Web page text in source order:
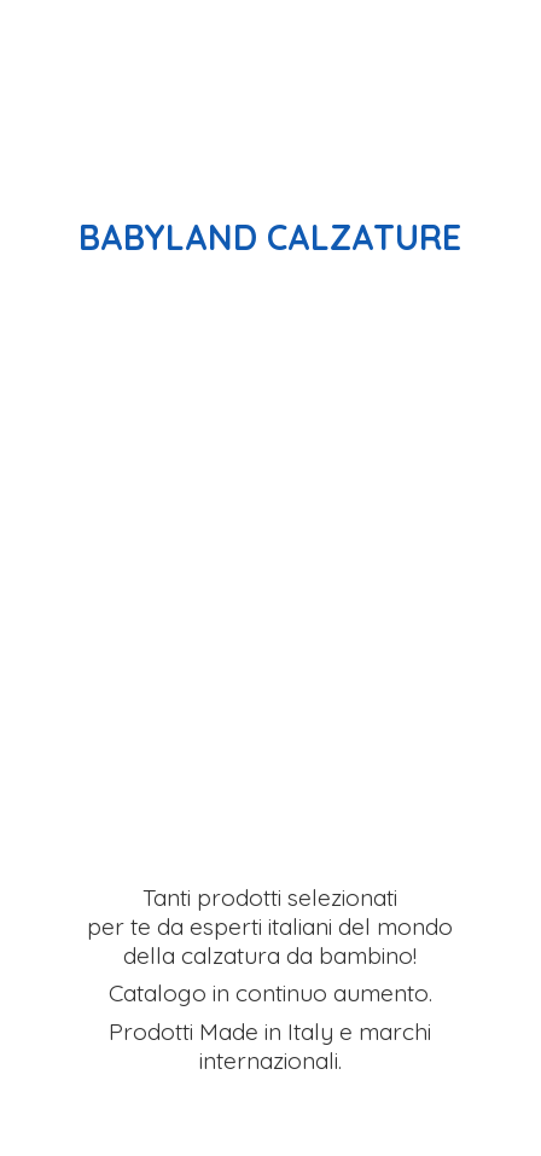
BABYLAND CALZATURE
Tanti prodotti selezionati
per te da esperti italiani del mondo
della calzatura da bambino!
Catalogo in continuo aumento.
Prodotti Made in Italy e marchi
internazionali.